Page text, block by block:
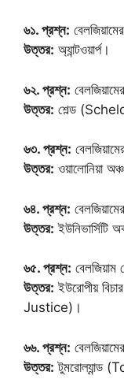
৬১. প্রশ্ন:
উত্তর: অ্যান্টওয়ার্প।
৬২. প্রশ্ন:
উত্তর: শেল্ড
৬৩. প্রশ্ন:
উত্তর: ওয়ালোনিয়া
৬৪. প্রশ্ন:
উত্তর:
৬৫. প্রশ্ন:
উত্তর: ইউরোপীয়
Justice)।
৬৬. প্রশ্ন:
উত্তর: টুমরোল্যান্ড